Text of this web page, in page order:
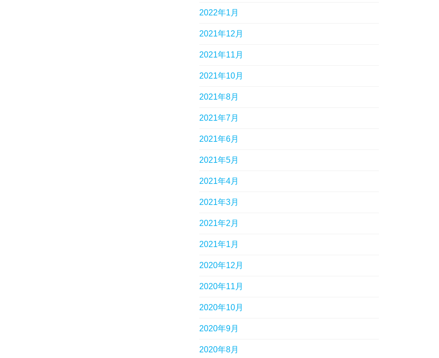
2022年1月
2021年12月
2021年11月
2021年10月
2021年8月
2021年7月
2021年6月
2021年5月
2021年4月
2021年3月
2021年2月
2021年1月
2020年12月
2020年11月
2020年10月
2020年9月
2020年8月